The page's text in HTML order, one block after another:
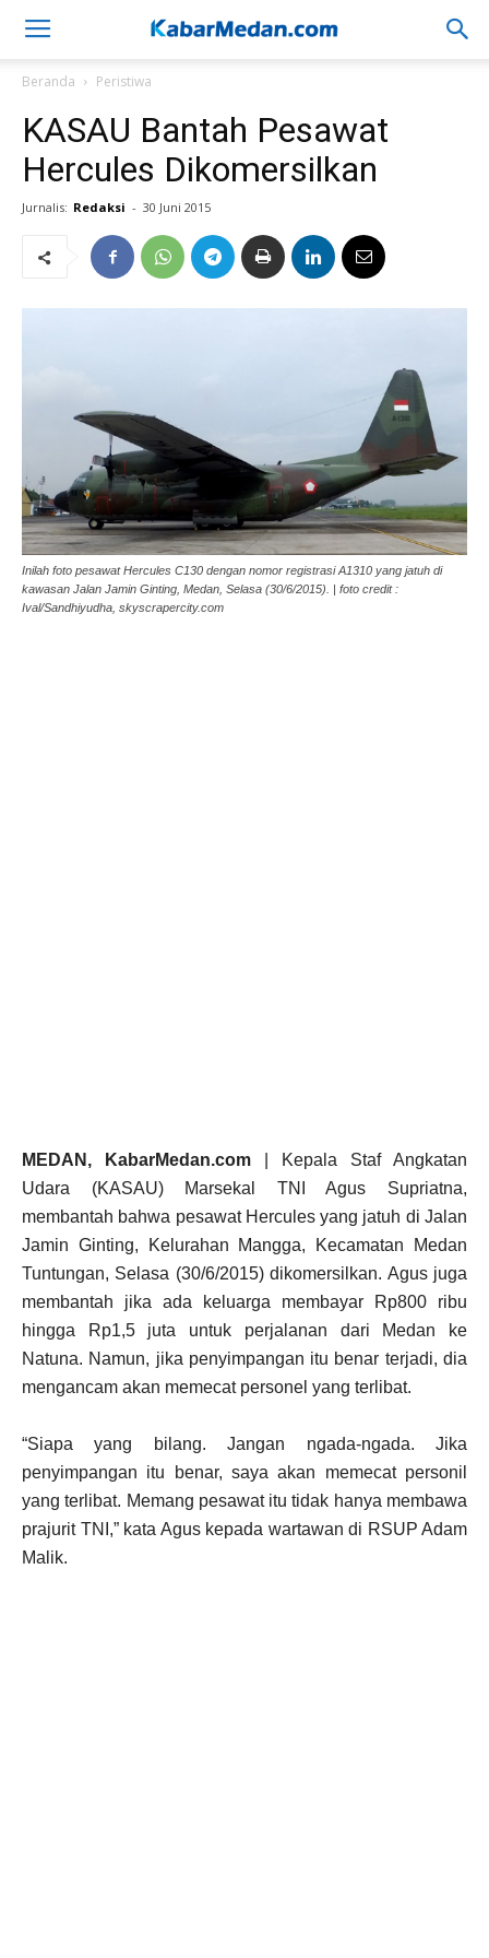
Beranda Peristiwa
KASAU Bantah Pesawat
Hercules Dikomersilkan
Jurnalis: Redaksi - 30 Juni 2015
Inilah foto pesawat Hercules C130 dengan nomor registrasi A1310 yang jatuh di
kawasan Jalan Jamin Ginting, Medan, Selasa (30/6/2015). | foto credit :
Ival/Sandhiyudha, skyscrapercity.com
MEDAN, KabarMedan.com | Kepala Staf Angkatan
Udara (KASAU) Marsekal TNI Agus Supriatna,
membantah bahwa pesawat Hercules yang jatuh di Jalan
Jamin Ginting, Kelurahan Mangga, Kecamatan Medan
Tuntungan, Selasa (30/6/2015) dikomersilkan. Agus juga
membantah jika ada keluarga membayar Rp800 ribu
hingga Rp1,5 juta untuk perjalanan dari Medan ke
Natuna. Namun, jika penyimpangan itu benar terjadi, dia
mengancam akan memecat personel yang terlibat.
“Siapa yang bilang. Jangan ngada-ngada. Jika
penyimpangan itu benar, saya akan memecat personil
yang terlibat. Memang pesawat itu tidak hanya membawa
prajurit TNI,” kata Agus kepada wartawan di RSUP Adam
Malik.